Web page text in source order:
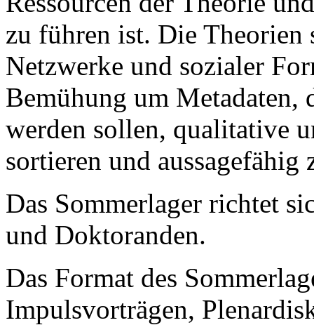
zu führen ist. Die Theorien
Netzwerke und sozialer
Bemühung um Metadaten,
werden sollen, qualitative
sortieren und aussagefähig
Das Sommerlager richtet
und Doktoranden.
Das Format des
Impulsvorträgen,